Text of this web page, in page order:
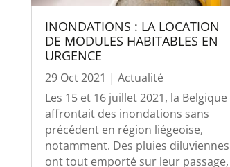
INONDATIONS : LA LOCATION
DE MODULES HABITABLES EN
URGENCE
29 Oct 2021 | Actualité
Les 15 et 16 juillet 2021, la Belgique
affrontait des inondations sans
précédent en région liégeoise,
notamment. Des pluies diluviennes
ont tout emporté sur leur passage,